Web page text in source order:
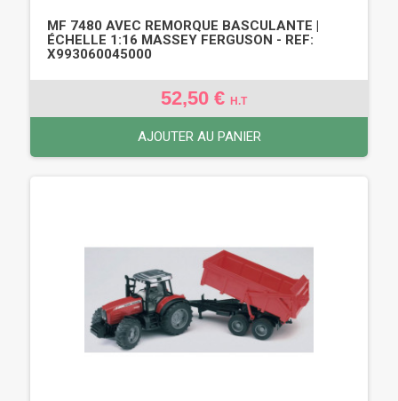
MF 7480 AVEC REMORQUE BASCULANTE |
ÉCHELLE 1:16 MASSEY FERGUSON - REF:
X993060045000
52,50 € H.T
AJOUTER AU PANIER